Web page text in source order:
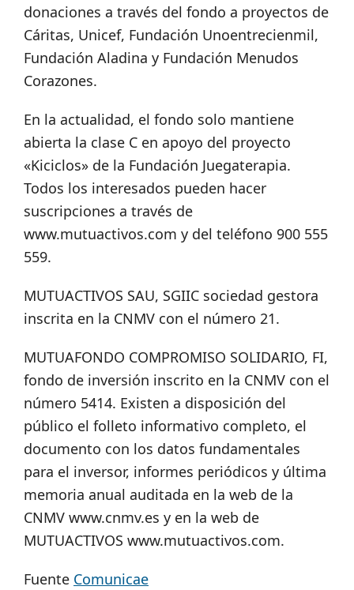
donaciones a través del fondo a proyectos de
Cáritas, Unicef, Fundación Unoentrecienmil,
Fundación Aladina y Fundación Menudos
Corazones.
En la actualidad, el fondo solo mantiene
abierta la clase C en apoyo del proyecto
«Kiciclos» de la Fundación Juegaterapia.
Todos los interesados pueden hacer
suscripciones a través de
www.mutuactivos.com y del teléfono 900 555
559.
MUTUACTIVOS SAU, SGIIC sociedad gestora
inscrita en la CNMV con el número 21.
MUTUAFONDO COMPROMISO SOLIDARIO, FI,
fondo de inversión inscrito en la CNMV con el
número 5414. Existen a disposición del
público el folleto informativo completo, el
documento con los datos fundamentales
para el inversor, informes periódicos y última
memoria anual auditada en la web de la
CNMV www.cnmv.es y en la web de
MUTUACTIVOS www.mutuactivos.com.
Fuente Comunicae